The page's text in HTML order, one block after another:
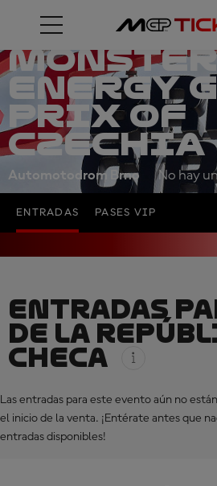
MONSTER
ENERGY
PRIX OF
CZECHIA
Automotodrom Brno No hay
ENTRADAS PASES VIP
ENTRADAS
DE LA
CHECA
Las entradas para este evento aún no
el inicio de la venta. ¡Entérate antes que
entradas disponibles!